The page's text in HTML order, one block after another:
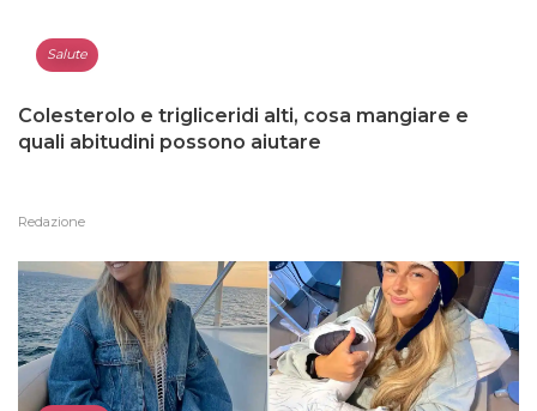
Salute
Colesterolo e trigliceridi alti, cosa mangiare e
quali abitudini possono aiutare
Redazione